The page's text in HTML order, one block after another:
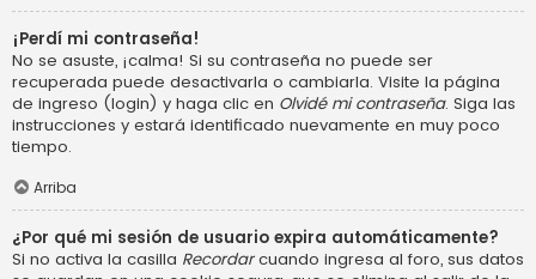
¡Perdí mi contraseña!
No se asuste, ¡calma! Si su contraseña no puede ser
recuperada puede desactivarla o cambiarla. Visite la página
de ingreso (login) y haga clic en Olvidé mi contraseña. Siga las
instrucciones y estará identificado nuevamente en muy poco
tiempo.
Arriba
¿Por qué mi sesión de usuario expira automáticamente?
Si no activa la casilla Recordarcuando ingresa al foro, sus datos